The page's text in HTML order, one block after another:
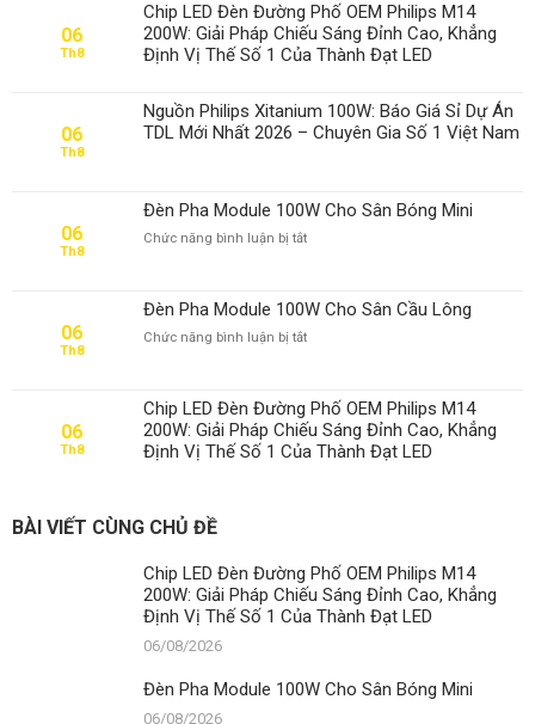
06
Th8
Chip LED Đèn Đường Phố OEM Philips M14
200W: Giải Pháp Chiếu Sáng Đỉnh Cao, Khẳng
Định Vị Thế Số 1 Của Thành Đạt LED
06
Th8
Nguồn Philips Xitanium 100W: Báo Giá Sỉ Dự Án
TDL Mới Nhất 2026 – Chuyên Gia Số 1 Việt Nam
06
Th8
Đèn Pha Module 100W Cho Sân Bóng Mini
Chức năng bình luận bị tắtở
100W
Cho
Mini
06
Th8
Đèn Pha Module 100W Cho Sân Cầu Lông
Chức năng bình luận bị tắtở
Module
100W
Cho
Sân
06
Th8
Chip LED Đèn Đường Phố OEM Philips M14
200W: Giải Pháp Chiếu Sáng Đỉnh Cao, Khẳng
Định Vị Thế Số 1 Của Thành Đạt LED
BÀI VIẾT CÙNG CHỦ ĐỀ
Chip LED Đèn Đường Phố OEM Philips M14
200W: Giải Pháp Chiếu Sáng Đỉnh Cao, Khẳng
Định Vị Thế Số 1 Của Thành Đạt LED
06/08/2026
Đèn Pha Module 100W Cho Sân Bóng Mini
06/08/2026